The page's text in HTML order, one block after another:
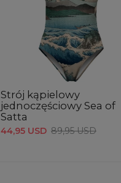
Strój kąpielowy
jednoczęściowy Sea of
Satta
44,95 USD 89,95 USD